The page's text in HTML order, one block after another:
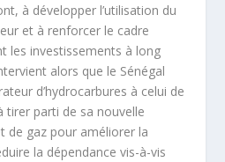
à développer l’utilisation du
et à renforcer le cadre
les investissements à long
alors que le Sénégal
d’hydrocarbures à celui de
tirer parti de sa nouvelle
de gaz pour améliorer la
la dépendance vis-à-vis